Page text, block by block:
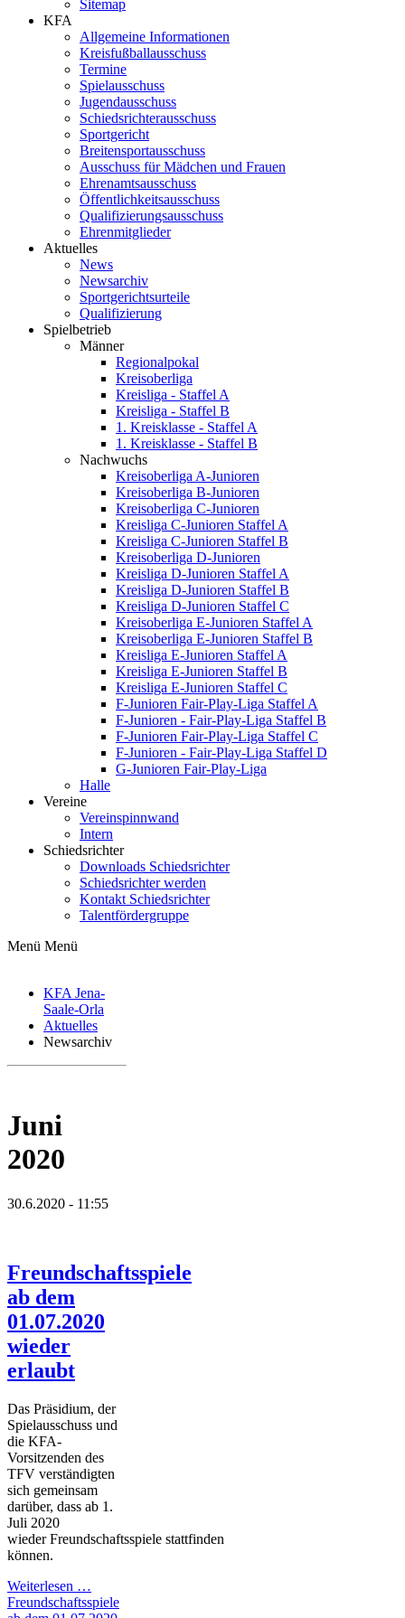
Sitemap
KFA
Allgemeine Informationen
Kreisfußballausschuss
Termine
Spielausschuss
Jugendausschuss
Schiedsrichterausschuss
Sportgericht
Breitensportausschuss
Ausschuss für Mädchen und Frauen
Ehrenamtsausschuss
Öffentlichkeitsausschuss
Qualifizierungsausschuss
Ehrenmitglieder
Aktuelles
News
Newsarchiv
Sportgerichtsurteile
Qualifizierung
Spielbetrieb
Männer
Regionalpokal
Kreisoberliga
Kreisliga - Staffel A
Kreisliga - Staffel B
1. Kreisklasse - Staffel A
1. Kreisklasse - Staffel B
Nachwuchs
Kreisoberliga A-Junioren
Kreisoberliga B-Junioren
Kreisoberliga C-Junioren
Kreisliga C-Junioren Staffel A
Kreisliga C-Junioren Staffel B
Kreisoberliga D-Junioren
Kreisliga D-Junioren Staffel A
Kreisliga D-Junioren Staffel B
Kreisliga D-Junioren Staffel C
Kreisoberliga E-Junioren Staffel A
Kreisoberliga E-Junioren Staffel B
Kreisliga E-Junioren Staffel A
Kreisliga E-Junioren Staffel B
Kreisliga E-Junioren Staffel C
F-Junioren Fair-Play-Liga Staffel A
F-Junioren - Fair-Play-Liga Staffel B
F-Junioren Fair-Play-Liga Staffel C
F-Junioren - Fair-Play-Liga Staffel D
G-Junioren Fair-Play-Liga
Halle
Vereine
Vereinspinnwand
Intern
Schiedsrichter
Downloads Schiedsrichter
Schiedsrichter werden
Kontakt Schiedsrichter
Talentfördergruppe
Menü Menü
KFA Jena-
Saale-Orla
Aktuelles
Newsarchiv
Juni
2020
30.6.2020 - 11:55
Freundschaftsspiele
ab dem
01.07.2020
wieder
erlaubt
Das Präsidium, der
Spielausschuss und
die KFA-
Vorsitzenden des
TFV verständigten
sich gemeinsam
darüber, dass ab 1.
Juli 2020
wiederFreundschaftsspiele stattfinden
können.
Weiterlesen …
Freundschaftsspiele